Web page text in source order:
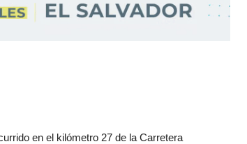
en el kilómetro 27 de la Carretera